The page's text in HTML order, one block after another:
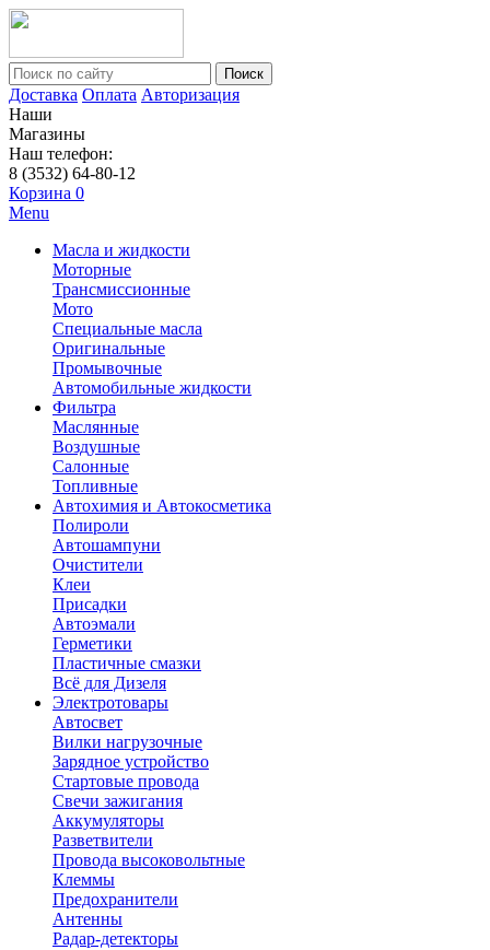
Поиск
Доставка Оплата Авторизация
Наши
Магазины
Наш телефон:
8 (3532) 64-80-12
Корзина 0
Menu
Масла и жидкости
Моторные
Трансмиссионные
Мото
Специальные масла
Оригинальные
Промывочные
Автомобильные жидкости
Фильтра
Маслянные
Воздушные
Салонные
Топливные
Автохимия и Автокосметика
Полироли
Автошампуни
Очистители
Клеи
Присадки
Автоэмали
Герметики
Пластичные смазки
Всё для Дизеля
Электротовары
Автосвет
Вилки нагрузочные
Зарядное устройство
Стартовые провода
Свечи зажигания
Аккумуляторы
Разветвители
Провода высоковольтные
Клеммы
Предохранители
Антенны
Радар-детекторы